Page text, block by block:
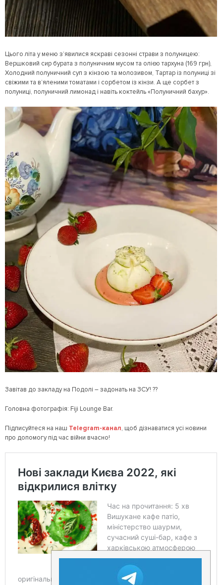
Цього літа у меню з’явилися яскраві сезонні страви з полуницею:
Вершковий сир бурата з полуничним мусом та олією тархуна (169 грн),
Холодний полуничний суп з кінзою та молозивом, Тартар із полуниці зі
свіжими та в’яленими томатами і сорбетом із кінзи. А ще сорбет з
полуниці, полуничний лимонад і навіть коктейль «Полуничний бахур».
Завітав до закладу на Подолі – задонать на ЗСУ! ??
Головна фотографія: Fiji Lounge Bar.
Підписуйтеся на наш Telegram-канал, щоб дізнаватися усі новини
про допомогу під час війни вчасно!